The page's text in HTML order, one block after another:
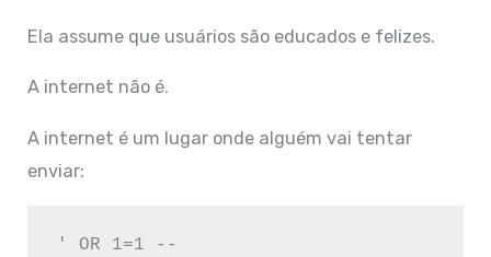
Ela assume que usuários são educados e felizes.
A internet não é.
A internet é um lugar onde alguém vai tentar
enviar: